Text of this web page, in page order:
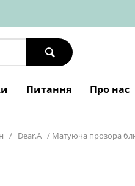
Питання Про нас
/ Dear.A / Матуюча прозора